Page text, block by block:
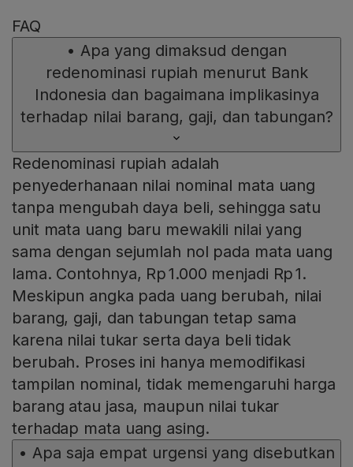
FAQ
• Apa yang dimaksud dengan
redenominasi rupiah menurut Bank
Indonesia dan bagaimana implikasinya
terhadap nilai barang, gaji, dan tabungan?
Redenominasi rupiah adalah
penyederhanaan nilai nominal mata uang
tanpa mengubah daya beli, sehingga satu
unit mata uang baru mewakili nilai yang
sama dengan sejumlah nol pada mata uang
lama. Contohnya, Rp 1.000 menjadi Rp 1.
Meskipun angka pada uang berubah, nilai
barang, gaji, dan tabungan tetap sama
karena nilai tukar serta daya beli tidak
berubah. Proses ini hanya memodifikasi
tampilan nominal, tidak memengaruhi harga
barang atau jasa, maupun nilai tukar
terhadap mata uang asing.
• Apa saja empat urgensi yang disebutkan